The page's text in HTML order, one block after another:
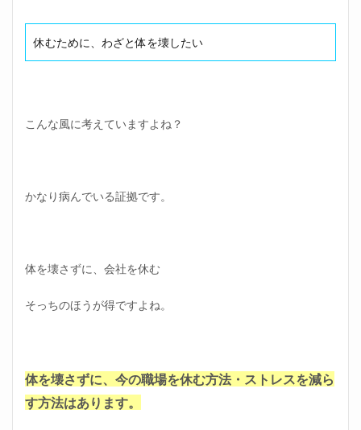
②悪
いの
周囲
ほど
③し
寝る
たい
ほど
辛い
仕事
休むために、わざと体を壊したい
こんな風に考えていますよね？
かなり病んでいる証拠です。
体を壊さずに、会社を休む
そっちのほうが得ですよね。
体を壊さずに、今の職場を休む方法・ストレスを減ら
す方法はあります。